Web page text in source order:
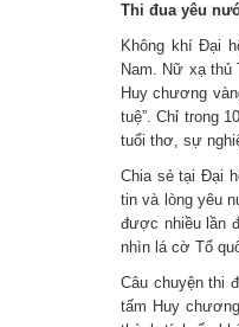
Thi đua yêu
Không khí Đại
Nam. Nữ xạ thủ
Huy chương
tuệ”. Chỉ trong
tuổi thơ, sự
Chia sẻ tại Đại
tin và lòng yêu
được nhiều lần
nhìn lá cờ Tổ
Câu chuyện thi
tấm Huy